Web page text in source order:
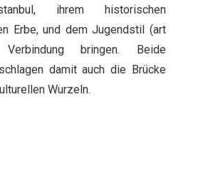
ihrem historischen
Erbe, und dem Jugendstil (art
bringen. Beide
damit auch die Brücke
Wurzeln.